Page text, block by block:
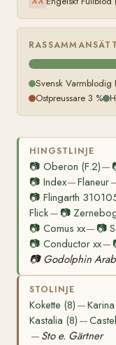
Svensk Varmblodig
Ostpreussare 3 %
HINGSTLINJE
📷 Oberon (F.2)—
📷 Index—Flaneur
📷 Flingarth
Flick— 📷
📷 Comus xx— 📷
📷 Conductor xx—
📷 Godolphin
STOLINJE
Kokette (8) —
Kastalia (8) —
— Sto e. Gärtner